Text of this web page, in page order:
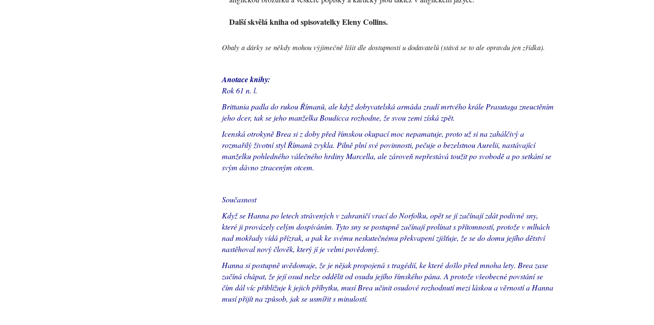
Další skvělá kniha od spisovatelky Eleny Collins.
Obaly a dárky se někdy mohou výjimečně lišit dle dostupnosti u dodavatelů (stává se to ale opravdu jen zřídka).
Anotace knihy:
Rok 61 n. l.
Brittania padla do rukou Římanů, ale když dobyvatelská armáda zradí mrtvého krále Prasutaga zneuctěním
jeho dcer, tak se jeho manželka Boudicca rozhodne, že svou zemi získá zpět.
Icenská otrokyně Brea si z doby před římskou okupací moc nepamatuje, proto už si na zahálčivý a
rozmařilý životní styl Římanů zvykla. Pilně plní své povinnosti, pečuje o bezelstnou Aurelii, nastávající
manželku pohledného válečného hrdiny Marcella, ale zároveň nepřestává toužit po svobodě a po setkání se
svým dávno ztraceným otcem.
Současnost
Když se Hanna po letech strávených v zahraničí vrací do Norfolku, opět se jí začínají zdát podivné sny,
které ji provázely celým dospíváním. Tyto sny se postupně začínají prolínat s přítomností, protože v mlhách
nad mokřady vídá přízrak, a pak ke svému neskutečnému překvapení zjišťuje, že se do domu jejího dětství
nastěhoval nový člověk, který jí je velmi povědomý.
Hanna si postupně uvědomuje, že je nějak propojená s tragédií, ke které došlo před mnoha lety. Brea zase
začíná chápat, že její osud nelze oddělit od osudu jejího římského pána. A protože všeobecné povstání se
čím dál víc přibližuje k jejich příbytku, musí Brea učinit osudové rozhodnutí mezi láskou a věrností a Hanna
musí přijít na způsob, jak se usmířit s minulostí.